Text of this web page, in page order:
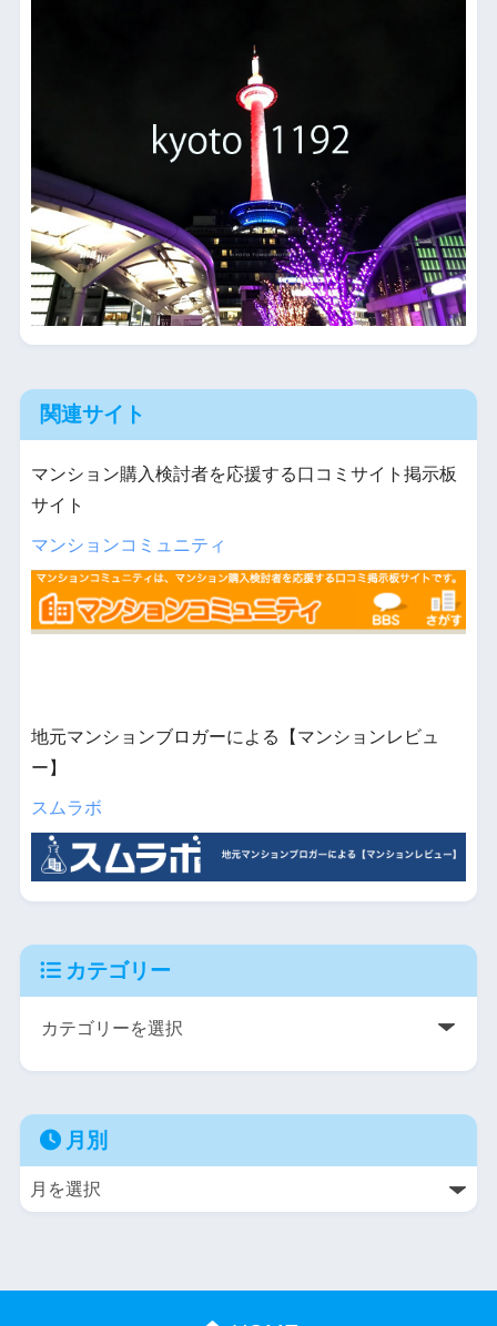
関連サイト
マンション購入検討者を応援する口コミサイト掲示板
サイト
マンションコミュニティ
地元マンションブロガーによる【マンションレビュ
ー】
スムラボ
カテゴリー
月別